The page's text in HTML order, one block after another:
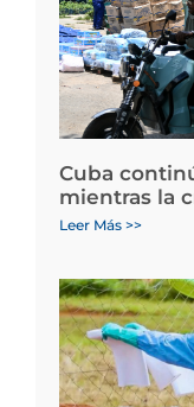
Cuba
mientras la
Leer Más >>